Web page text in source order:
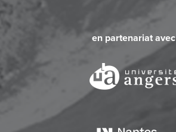
en partenariat avec